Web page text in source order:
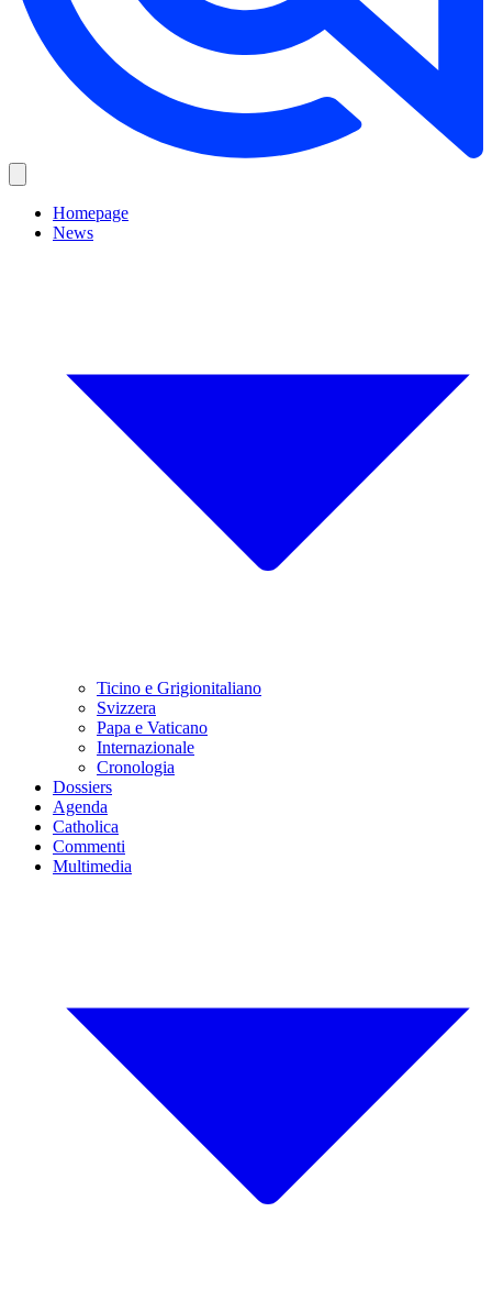
Homepage
News
Ticino e Grigionitaliano
Svizzera
Papa e Vaticano
Internazionale
Cronologia
Dossiers
Agenda
Catholica
Commenti
Multimedia